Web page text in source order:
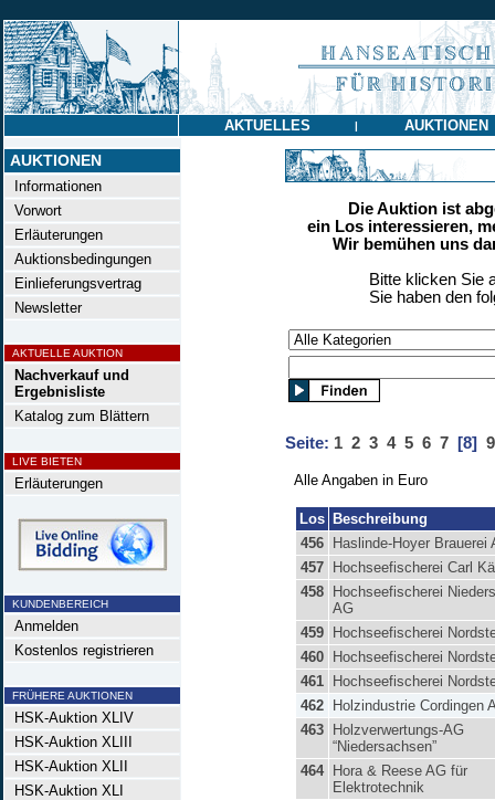
AKTUELLES | AUKTIONEN
AUKTIONEN
Informationen
Vorwort
Erläuterungen
Auktionsbedingungen
Einlieferungsvertrag
Newsletter
AKTUELLE AUKTION
Nachverkauf und
Ergebnisliste
Katalog zum Blättern
LIVE BIETEN
Erläuterungen
KUNDENBEREICH
Anmelden
Kostenlos registrieren
FRÜHERE AUKTIONEN
HSK-Auktion XLIV
HSK-Auktion XLIII
HSK-Auktion XLII
HSK-Auktion XLI
Die Auktion ist
ein Los interessieren,
Wir bemühen uns
Bitte klicken Sie
Sie haben den
Seite: 1 2 3 4 5 6 7 [8] 9
Alle Angaben in Euro
Los Beschreibung
456
Haslinde-Hoyer Brauerei
457
Hochseefischerei Carl
458
Hochseefischerei
AG
459
Hochseefischerei
460
Hochseefischerei
461
Hochseefischerei
462
Holzindustrie Cordingen
463
Holzverwertungs-AG
“Niedersachsen”
464
Hora & Reese AG für
Elektrotechnik